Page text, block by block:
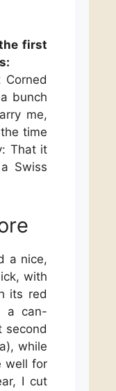
first
bunch
me,
time
That it
Swiss
a nice,
with
its red
a can-
second
while
well for
I cut